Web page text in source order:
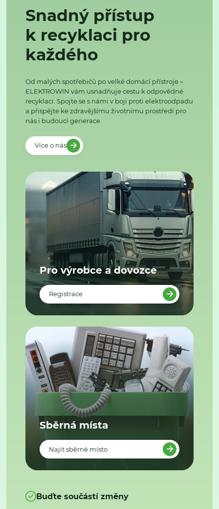
Snadný přístup
k recyklaci pro
každého
Od malých spotřebičů po velké domácí přístroje –
ELEKTROWIN vám usnadňuje cestu k odpovědné
recyklaci. Spojte se s námi v boji proti elektroodpadu
a přispějte ke zdravějšímu životnímu prostředí pro
nás i budoucí generace.
Více o nás
Pro výrobce a dovozce
Registrace
Sběrná místa
Najít sběrné místo
Buďte součástí změny